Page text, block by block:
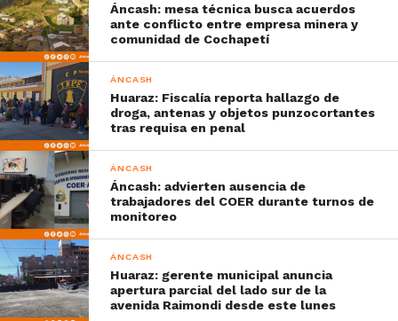
Áncash: mesa técnica busca acuerdos
ante conflicto entre empresa minera y
comunidad de Cochapetí
ÁNCASH
Huaraz: Fiscalía reporta hallazgo de
droga, antenas y objetos punzocortantes
tras requisa en penal
ÁNCASH
Áncash: advierten ausencia de
trabajadores del COER durante turnos de
monitoreo
ÁNCASH
Huaraz: gerente municipal anuncia
apertura parcial del lado sur de la
avenida Raimondi desde este lunes